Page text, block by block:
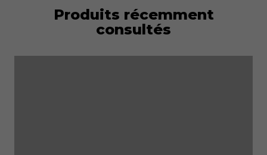
Produits récemment
consultés